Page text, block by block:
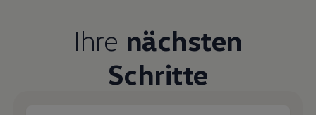
Transport
Familie
Elektromobilität
Volkswagen R
Pannen- und Unfallhilfe
Ihre nächsten
Schritte